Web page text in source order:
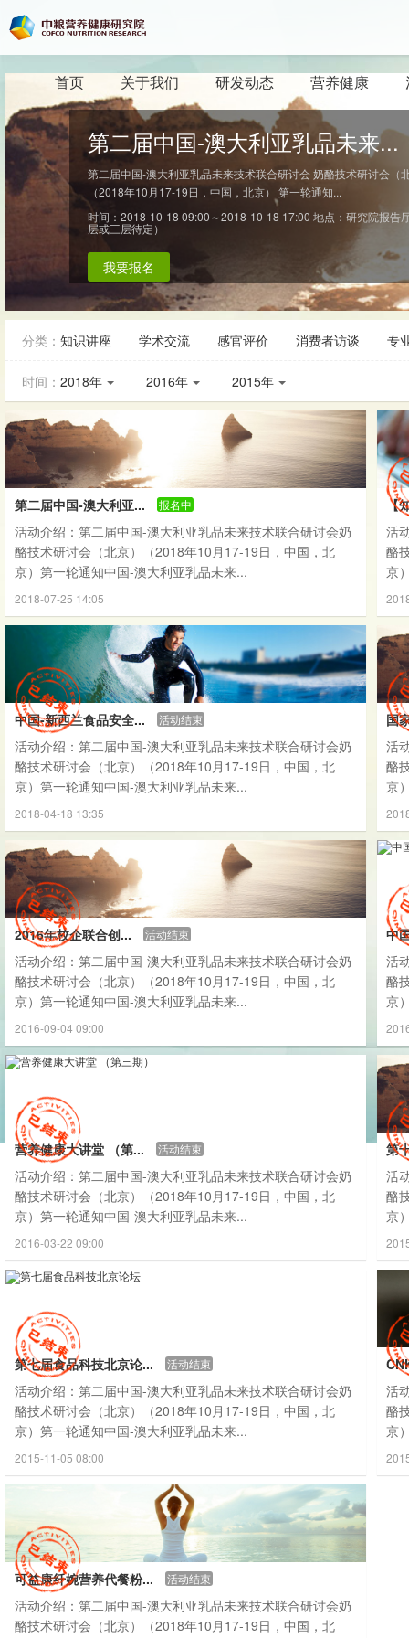
首页 关于我们 研发动态 营养健康
第二届中国-澳大利亚乳品未来...
第二届中国-澳大利亚乳品未来技术联合研讨会 奶酪技术研讨会（
（2018年10月17-19日，中国，北京） 第一轮通知...
时间：2018-10-18 09:00～2018-10-18 17:00 地点：研究院报告
层或三层待定）
我要报名
分类： 知识讲座 学术交流 感官评价 消费者访谈 专
时间： 2018年 2016年 2015年
第二届中国-澳大利亚... 报名中
活动介绍：第二届中国-澳大利亚乳品未来技术联合研讨会奶
酪技术研讨会（北京）（2018年10月17-19日，中国，北
京）第一轮通知中国-澳大利亚乳品未来...
2018-07-25 14:05
【
活
酪
京
中国-新西兰食品安全... 活动结束
活动介绍：第二届中国-澳大利亚乳品未来技术联合研讨会奶
酪技术研讨会（北京）（2018年10月17-19日，中国，北
京）第一轮通知中国-澳大利亚乳品未来...
2018-04-18 13:35
国
活
酪
京
2016年校企联合创... 活动结束
活动介绍：第二届中国-澳大利亚乳品未来技术联合研讨会奶
酪技术研讨会（北京）（2018年10月17-19日，中国，北
京）第一轮通知中国-澳大利亚乳品未来...
2016-09-04 09:00
中
活
酪
京
营养健康大讲堂 （第... 活动结束
活动介绍：第二届中国-澳大利亚乳品未来技术联合研讨会奶
酪技术研讨会（北京）（2018年10月17-19日，中国，北
京）第一轮通知中国-澳大利亚乳品未来...
2016-03-22 09:00
第
活
酪
京
第七届食品科技北京论... 活动结束
活动介绍：第二届中国-澳大利亚乳品未来技术联合研讨会奶
酪技术研讨会（北京）（2018年10月17-19日，中国，北
京）第一轮通知中国-澳大利亚乳品未来...
2015-11-05 08:00
活
酪
京
可益康纤婉营养代餐粉... 活动结束
活动介绍：第二届中国-澳大利亚乳品未来技术联合研讨会奶
酪技术研讨会（北京）（2018年10月17-19日，中国，北